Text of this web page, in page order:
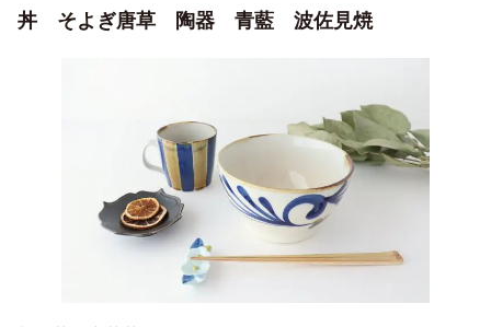
丼 そよぎ唐草 陶器 青藍 波佐見焼